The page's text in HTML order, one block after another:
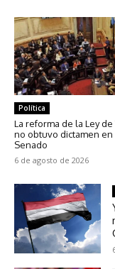
Política
La reforma de la Ley de
no obtuvo dictamen en
Senado
6 de agosto de 2026